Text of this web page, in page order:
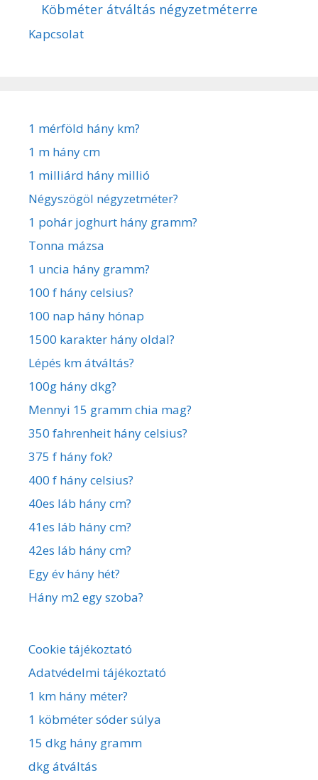
Köbméter átváltás négyzetméterre
Kapcsolat
1 mérföld hány km?
1 m hány cm
1 milliárd hány millió
Négyszögöl négyzetméter?
1 pohár joghurt hány gramm?
Tonna mázsa
1 uncia hány gramm?
100 f hány celsius?
100 nap hány hónap
1500 karakter hány oldal?
Lépés km átváltás?
100g hány dkg?
Mennyi 15 gramm chia mag?
350 fahrenheit hány celsius?
375 f hány fok?
400 f hány celsius?
40es láb hány cm?
41es láb hány cm?
42es láb hány cm?
Egy év hány hét?
Hány m2 egy szoba?
Cookie tájékoztató
Adatvédelmi tájékoztató
1 km hány méter?
1 köbméter sóder súlya
15 dkg hány gramm
dkg átváltás